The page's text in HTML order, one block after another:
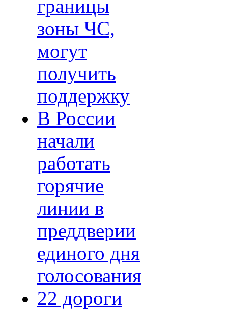
границы
зоны ЧС,
могут
получить
поддержку
В России
начали
работать
горячие
линии в
преддверии
единого дня
голосования
22 дороги